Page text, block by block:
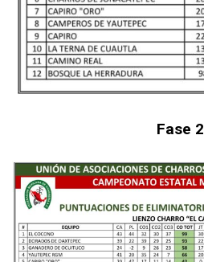
Fase 2